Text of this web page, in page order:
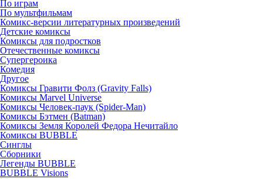
По играм
По мультфильмам
Комикс-версии литературных произведений
Детские комиксы
Комиксы для подростков
Отечественные комиксы
Супергероика
Комедия
Другое
Комиксы Гравити Фолз (Gravity Falls)
Комиксы Marvel Universe
Комиксы Человек-паук (Spider-Man)
Комиксы Бэтмен (Batman)
Комиксы Земля Королей Федора Нечитайло
Комиксы BUBBLE
Синглы
Сборники
Легенды BUBBLE
BUBBLE Visions